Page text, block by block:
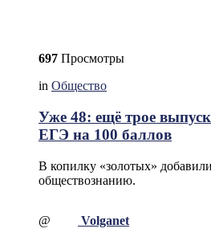
697 Просмотры
in Общество
Уже 48: ещё трое
ЕГЭ на 100 баллов
В копилку «золотых»
обществознанию.
@ Volganet